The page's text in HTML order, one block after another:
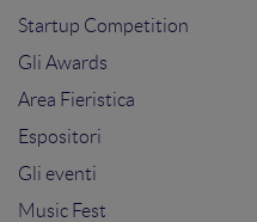
Startup Competition
Gli Awards
Area Fieristica
Espositori
Gli eventi
Music Fest